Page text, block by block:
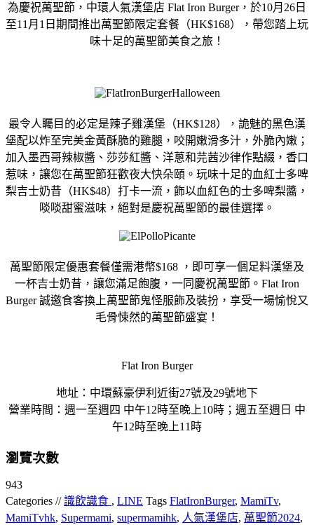
為慶祝萬聖節，中環人氣漢堡店 Flat Iron Burger，於10月26日
至11月1日期間推出萬聖節限定套餐（HK$168），帶您踏上玩
味十足的萬聖節美食之旅！
最令人矚目的必定是辣子雞漢堡（HK$128）， 詭魅的黑色漢
堡配以炸至完美金黃酥脆的雞腿，咬開嫩滑多汁， 外脆內嫩；
加入墨西哥辣椒醬、莎莎紅醬、洋蔥和芫茜沙律作點綴， 香口
惹味，讓您在萬聖節狂歡夜大快朵頤。玩味十足的血紅士多啤
梨吉士奶昔（HK$48）打卡一流，飾以血紅色的士多啤梨醬，
啖啖甜蜜滋味，絕對是慶祝萬聖節的最佳選擇。
萬聖節限定優惠套餐僅需港幣$168 ，即可享一個足料漢堡及
一杯吉士奶昔，讓您滿足飽腹， 一同慶祝萬聖節。Flat Iron
Burger 誠邀食客換上萬聖節鬼怪服飾及裝扮， 享受一場愉悅又
毛骨悚然的萬聖節盛宴！
Flat Iron Burger
地址：中環蘇豪伊利近街27號及29號地下
營業時間：週一至週四 中午12時至晚上10時；週五至週日 中
午12時至晚上11時
瀏覽次數
943
Categories //識飲識食 , LINE Tags FlatIronBurger, MamiTv,
MamiTvhk, Supermami, supermamihk, 人氣漢堡店, 萬聖節2024,